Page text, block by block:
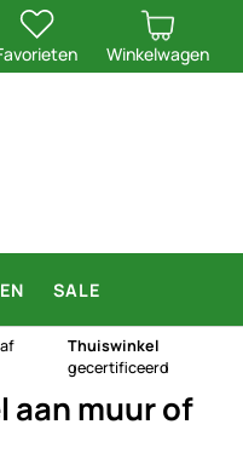
Winkelwagen
SALE
Thuiswinkel
gecertificeerd
aan muur of